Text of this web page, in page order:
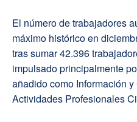
El número de trabajadores
máximo histórico en
tras sumar 42.396
impulsado principalmente
añadido como Información
Actividades Profesionales